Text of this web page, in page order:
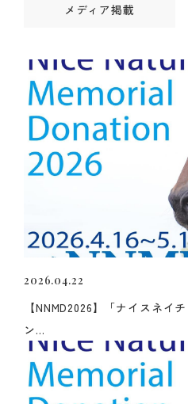
メディア掲載
2026.04.22
【NNMD2026】「ナイスネイ
ン...